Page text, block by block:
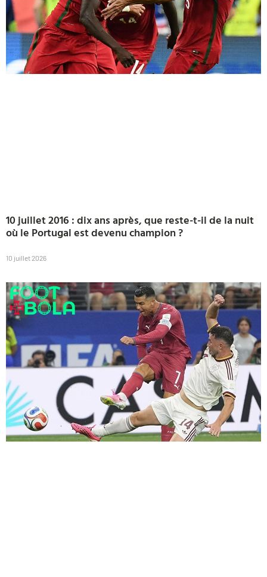
10 juillet 2016 : dix ans après, que reste-t-il de la nuit
où le Portugal est devenu champion ?
10 juillet 2026